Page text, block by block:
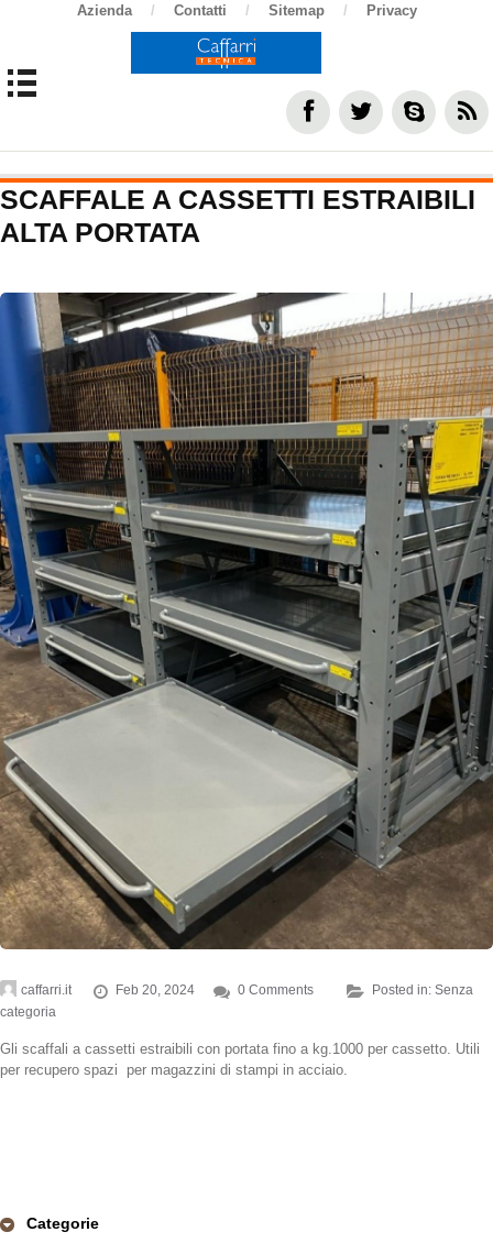
Azienda / Contatti / Sitemap / Privacy
SCAFFALE A CASSETTI ESTRAIBILI
ALTA PORTATA
caffarri.it Feb 20, 2024 0 Comments Posted in: Senza
categoria
Gli scaffali a cassetti estraibili con portata fino a kg.1000 per cassetto. Utili
per recupero spazi per magazzini di stampi in acciaio.
Categorie